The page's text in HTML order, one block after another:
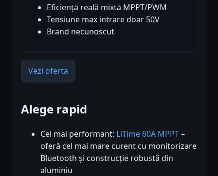
Eficiență reală mixtă MPPT/PWM
Tensiune max intrare doar 50V
Brand necunoscut
Vezi oferta
Alege rapid
Cel mai performant: LiTime 60A MPPT–
oferă cel mai mare curent cu monitorizare
Bluetooth și construcție robustă din
aluminiu